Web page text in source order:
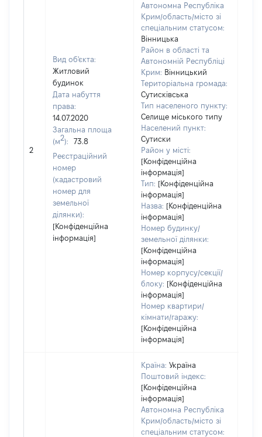
2
Вид об'єкта:
Житловий
будинок
Дата набуття
права:
14.07.2020
Загальна площа
(м2):
73.8
Реєстраційний
номер
(кадастровий
номер для
земельної
ділянки):
[Конфіденційна
інформація]
Автономна Республіка
Крим/область/місто зі
спеціальним статусом:
Вінницька
Район в області та
Автономній Республіці
Крим: Вінницький
Територіальна громада:
Сутисківська
Тип населеного пункту:
Селище міського типу
Населений пункт:
Сутиски
Район у місті:
[Конфіденційна
інформація]
Тип: [Конфіденційна
інформація]
Назва: [Конфіденційна
інформація]
Номер будинку/
земельної ділянки:
[Конфіденційна
інформація]
Номер корпусу/секції/
блоку: [Конфіденційна
інформація]
Номер квартири/
кімнати/гаражу:
[Конфіденційна
інформація]
Країна: Україна
Поштовий індекс:
[Конфіденційна
інформація]
Автономна Республіка
Крим/область/місто зі
спеціальним статусом: